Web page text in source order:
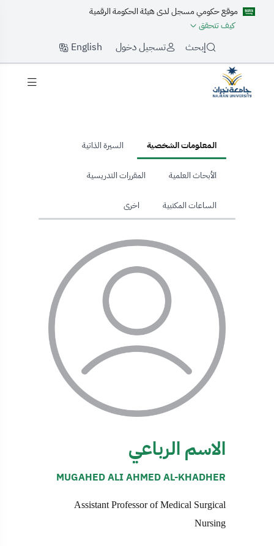
موقع حكومي مسجل لدى هيئة الحكومة الرقمية
كيف تتحقق
إبحث تسجيل دخول English
المعلومات الشخصية السيرة الذاتية
الأبحاث العلمية المقررات التدريسية
الساعات المكتبية اخرى
الاسم الرباعي
MUGAHED ALI AHMED AL-KHADHER
Assistant Professor of Medical Surgical
Nursing